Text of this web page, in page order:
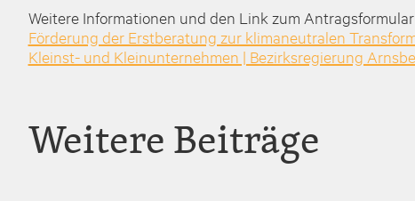
Weitere Informationen und den Link zum
Förderung der Erstberatung zur klimaneutralen
Kleinst- und Kleinunternehmen | Bezirksregierung
Weitere Beiträge